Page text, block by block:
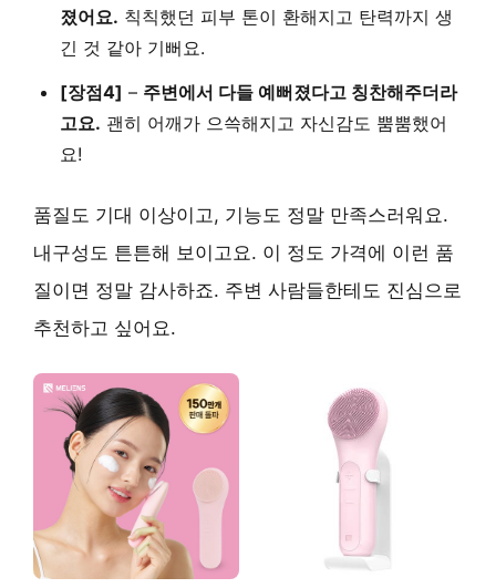
졌어요. 칙칙했던 피부 톤이 환해지고 탄력까지 생
긴 것 같아 기뻐요.
[장점4] – 주변에서 다들 예뻐졌다고 칭찬해주더라
고요. 괜히 어깨가 으쓱해지고 자신감도 뿜뿜했어
요!
품질도 기대 이상이고, 기능도 정말 만족스러워요.
내구성도 튼튼해 보이고요. 이 정도 가격에 이런 품
질이면 정말 감사하죠. 주변 사람들한테도 진심으로
추천하고 싶어요.